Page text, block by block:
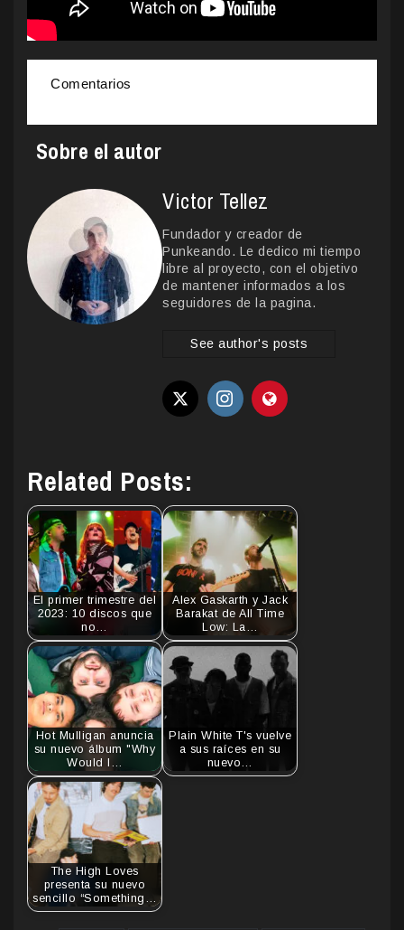
Comentarios
Sobre el autor
Victor Tellez
Fundador y creador de
Punkeando. Le dedico mi tiempo
libre al proyecto, con el objetivo
de mantener informados a los
seguidores de la pagina.
See author's posts
Related Posts:
El primer trimestre del
2023: 10 discos que
no…
Alex Gaskarth y Jack
Barakat de All Time
Low: La…
Hot Mulligan anuncia
su nuevo álbum "Why
Would I…
Plain White T's vuelve
a sus raíces en su
nuevo…
The High Loves
presenta su nuevo
sencillo “Something…